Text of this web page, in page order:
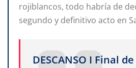
rojiblancos, todo habría de
segundo y definitivo acto en
DESCANSO I Final